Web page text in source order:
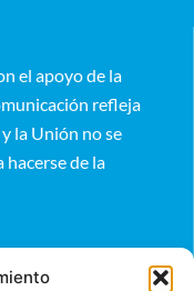
el apoyo de la
refleja
la Unión no se
hacerse de la